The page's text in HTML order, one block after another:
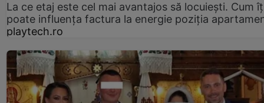
La ce etaj este cel mai avantajos să locuiești. Cum
poate influența factura la energie poziția
playtech.ro